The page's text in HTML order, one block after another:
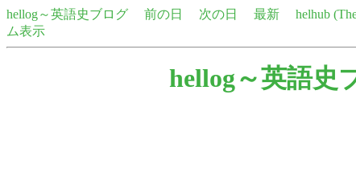
hellog～英語史ブログ 前の日 次の日 最新 helhub
ム表示
hellog～英語史